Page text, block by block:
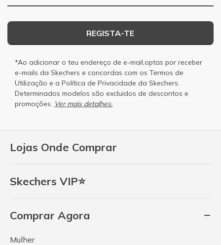
Lojas Onde Comprar
Skechers VIP⭐
Comprar Agora
Mulher
REGISTA-TE
*Ao adicionar o teu endereço de e-mail,optas por receber
e-mails da Skechers e concordas com os Termos de
Utilização e a Política de Privacidade da Skechers.
Determinados modelos são excluidos de descontos e
promoções. Ver mais detalhes.